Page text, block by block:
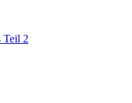
Teil 2